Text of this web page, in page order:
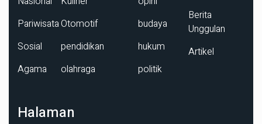
Pariwisata
Sosial
Agama
Otomotif
pendidikan
olahraga
budaya
hukum
politik
Berita
Unggulan
Artikel
Halaman